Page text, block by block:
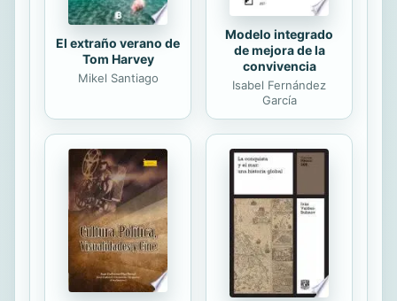
El extraño verano de
Tom Harvey
Mikel Santiago
Modelo integrado
de mejora de la
convivencia
Isabel Fernández
García